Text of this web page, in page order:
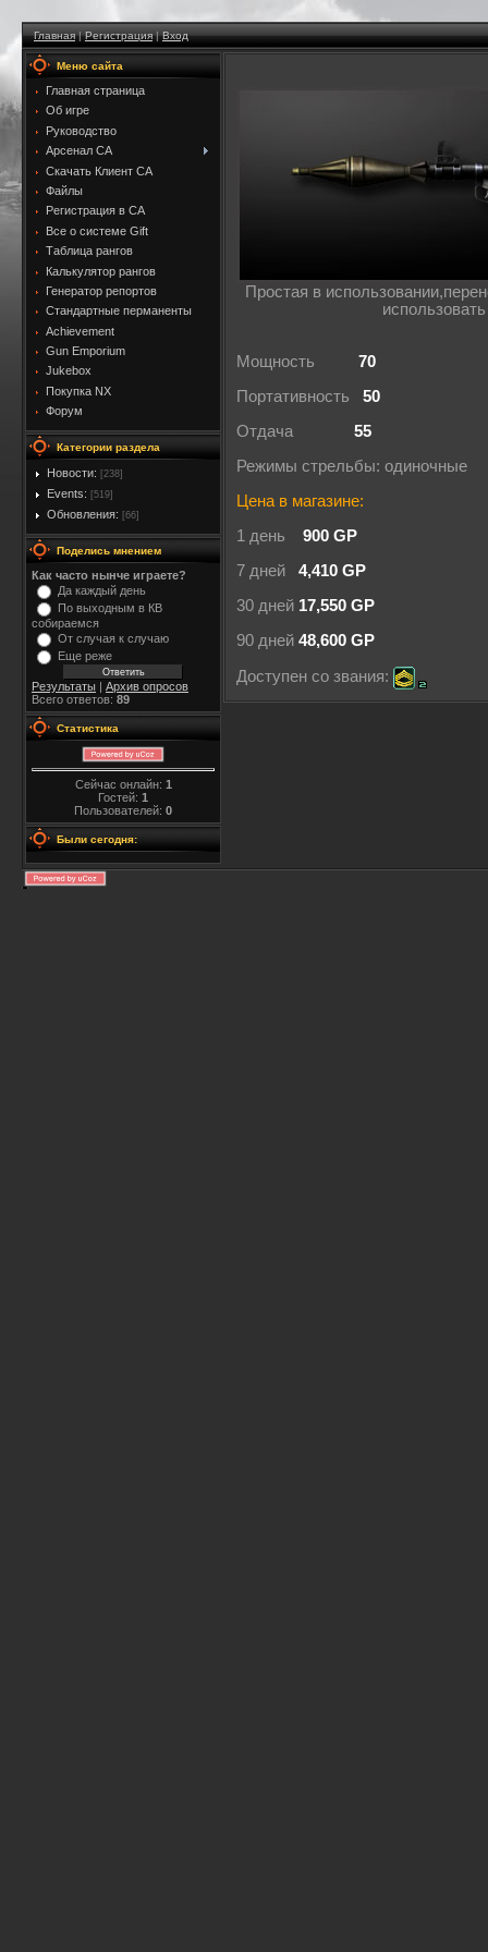
Главная|Регистрация|Вход
Меню сайта
Главная страница
Об игре
Руководство
Арсенал CA
Скачать Клиент CA
Файлы
Регистрация в CA
Все о системе Gift
Таблица рангов
Калькулятор рангов
Генератор репортов
Стандартные перманенты
Achievement
Gun Emporium
Jukebox
Покупка NX
Форум
Категории раздела
Новости: [238]
Events: [519]
Обновления: [66]
Поделись мнением
Как часто нынче играете?
Да каждый день
По выходным в КВ
собираемся
От случая к случаю
Еще реже
Результаты | Архив опросов
Всего ответов: 89
Статистика
Сейчас онлайн: 1
Гостей: 1
Пользователей: 0
Были сегодня:
Простая в
Мощность 70
Портативность 50
Отдача 55
Режимы стрельбы: одиночные
Цена в магазине:
1 день
900 GP
7 дней 4,410 GP
30 дней 17,550 GP
90 дней 48,600 GP
Доступен со звания: